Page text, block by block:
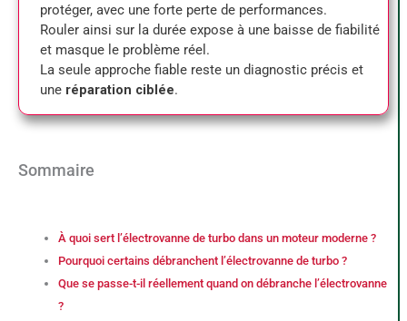
protéger, avec une forte perte de performances.
Rouler ainsi sur la durée expose à une baisse de fiabilité
et masque le problème réel.
La seule approche fiable reste un diagnostic précis et
une réparation ciblée.
Sommaire
À quoi sert l’électrovanne de turbo dans un moteur moderne ?
Pourquoi certains débranchent l’électrovanne de turbo ?
Que se passe-t-il réellement quand on débranche l’électrovanne
?